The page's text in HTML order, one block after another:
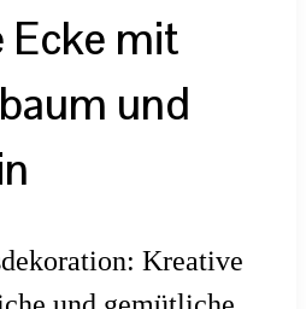
Ecke mit
und